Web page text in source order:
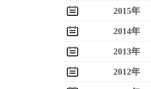
2015年
2014年
2013年
2012年